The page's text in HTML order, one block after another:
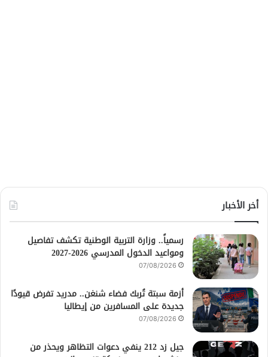
أخر الأخبار
رسمياً.. وزارة التربية الوطنية تكشف تفاصيل
ومواعيد الدخول المدرسي 2026-2027
07/08/2026
أزمة سبتة تُربك فضاء شنغن.. مدريد تفرض قيودًا
جديدة على المسافرين من إيطاليا
07/08/2026
جيل زد 212 ينفي دعوات التظاهر ويحذر من